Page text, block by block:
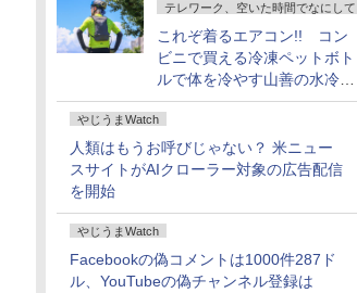
テレワーク、空いた時間でなにして
これぞ着るエアコン!! コン
ビニで買える冷凍ペットボト
ルで体を冷やす山善の水冷ベ
ストがロードバイクにちょう
どいい【ぼっち・ざ・ろー
ど！その14】
やじうまWatch
人類はもうお呼びじゃない？ 米ニュー
スサイトがAIクローラー対象の広告配信
を開始
やじうまWatch
Facebookの偽コメントは1000件287ド
ル、YouTubeの偽チャンネル登録は